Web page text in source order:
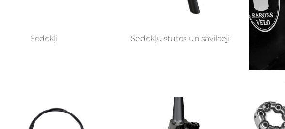
Sēdekļi Sēdekļu stutes un savilcēji